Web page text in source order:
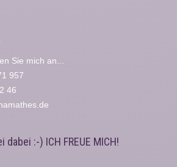
Sie mich an...
957
46
:-) ICH FREUE MICH!